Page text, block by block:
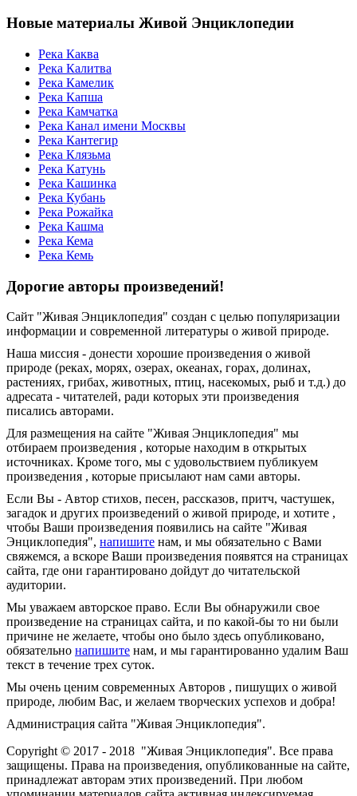
Новые материалы Живой Энциклопедии
Река Каква
Река Калитва
Река Камелик
Река Капша
Река Камчатка
Река Канал имени Москвы
Река Кантегир
Река Клязьма
Река Катунь
Река Кашинка
Река Кубань
Река Рожайка
Река Кашма
Река Кема
Река Кемь
Дорогие авторы произведений!
Сайт "Живая Энциклопедия" создан c целью популяризации
информации и современной литературы о живой природе.
Наша миссия - донести хорошие произведения о живой
природе (реках, морях, озерах, океанах, горах, долинах,
растениях, грибах, животных, птиц, насекомых, рыб и т.д.) до
адресата - читателей, ради которых эти произведения
писались авторами.
Для размещения на сайте "Живая Энциклопедия" мы
отбираем произведения , которые находим в открытых
источниках. Кроме того, мы с удовольствием публикуем
произведения , которые присылают нам сами авторы.
Если Вы - Автор стихов, песен, рассказов, притч, частушек,
загадок и других произведений о живой природе, и хотите ,
чтобы Ваши произведения появились на сайте "Живая
Энциклопедия", напишите нам, и мы обязательно с Вами
свяжемся, а вскоре Ваши произведения появятся на страницах
сайта, где они гарантировано дойдут до читательской
аудитории.
Мы уважаем авторское право. Если Вы обнаружили свое
произведение на страницах сайта, и по какой-бы то ни были
причине не желаете, чтобы оно было здесь опубликовано,
обязательно напишите нам, и мы гарантированно удалим Ваш
текст в течение трех суток.
Мы очень ценим современных Авторов , пишущих о живой
природе, любим Вас, и желаем творческих успехов и добра!
Администрация сайта "Живая Энциклопедия".
Copyright © 2017 - 2018 "Живая Энциклопедия". Все права
защищены. Права на произведения, опубликованные на сайте,
принадлежат авторам этих произведений. При любом